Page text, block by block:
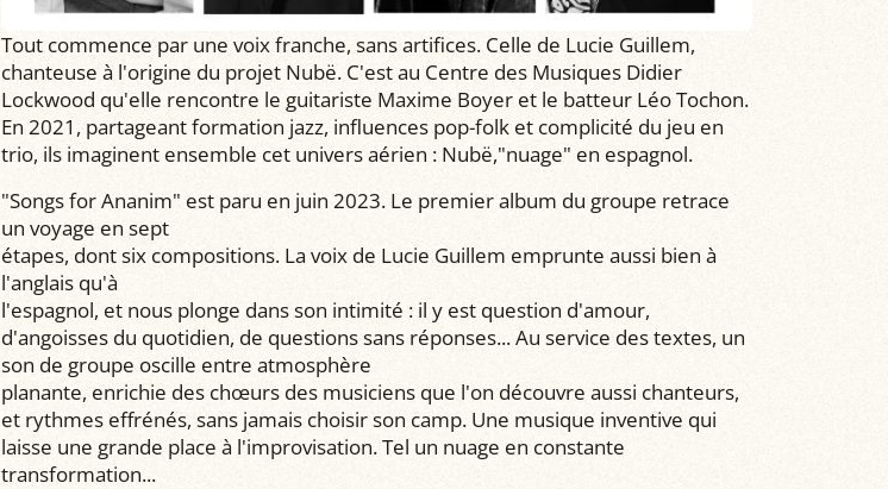
Tout commence par une voix franche, sans artifices. Celle de Lucie Guillem,
chanteuse à l'origine du projet Nubë. C'est au Centre des Musiques Didier
Lockwood qu'elle rencontre le guitariste Maxime Boyer et le batteur Léo Tochon.
En 2021, partageant formation jazz, influences pop-folk et complicité du jeu en
trio, ils imaginent ensemble cet univers aérien : Nubë,"nuage" en espagnol.
"Songs for Ananim" est paru en juin 2023. Le premier album du groupe retrace
un voyage en sept
étapes, dont six compositions. La voix de Lucie Guillem emprunte aussi bien à
l'anglais qu'à
l'espagnol, et nous plonge dans son intimité : il y est question d'amour,
d'angoisses du quotidien, de questions sans réponses... Au service des textes, un
son de groupe oscille entre atmosphère
planante, enrichie des chœurs des musiciens que l'on découvre aussi chanteurs,
et rythmes effrénés, sans jamais choisir son camp. Une musique inventive qui
laisse une grande place à l'improvisation. Tel un nuage en constante
transformation...